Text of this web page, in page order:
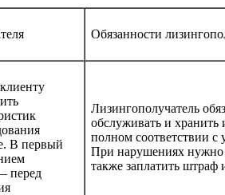
Обязанности
В первый
перед
Лизингополучатель
обслуживать и хранить
полном соответствии
При нарушениях нужно
также заплатить штраф